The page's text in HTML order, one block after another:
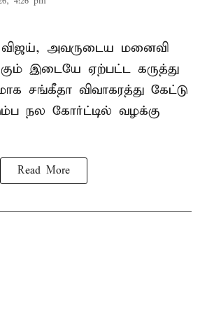
அவருடைய மனைவி
இடையே ஏற்பட்ட கருத்து
சங்கீதா விவாகரத்து கேட்டு
நல கோர்ட்டில் வழக்கு
Read More